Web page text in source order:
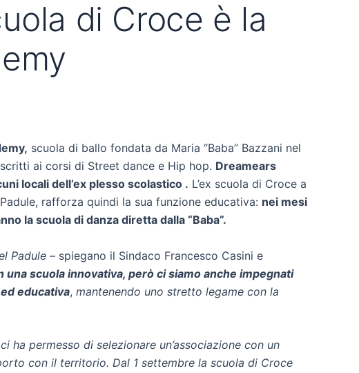
di Croce è la
scuola di ballo fondata da Maria “Baba” Bazzani nel
ai corsi di Street dance e Hip hop. Dreamears
locali dell’ex plesso scolastico . L’ex scuola di Croce a
rafforza quindi la sua funzione educativa: nei mesi
la scuola di danza diretta dalla “Baba”.
Padule – spiegano il Sindaco Francesco Casini e
scuola innovativa, però ci siamo anche impegnati
educativa, mantenendo uno stretto legame con la
permesso di selezionare un’associazione con un
con il territorio. Dal 1 settembre la scuola di Croce